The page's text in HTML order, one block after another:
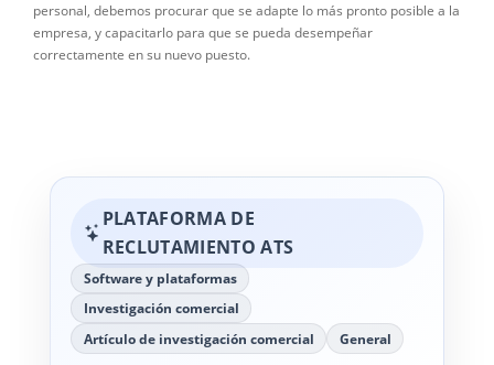
personal, debemos procurar que se adapte lo más pronto posible a la
empresa, y capacitarlo para que se pueda desempeñar
correctamente en su nuevo puesto.
PLATAFORMA DE
RECLUTAMIENTO ATS
Software y plataformas
Investigación comercial
Artículo de investigación comercial
General